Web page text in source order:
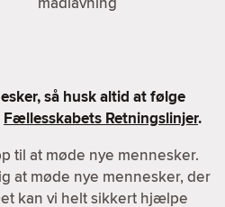
så husk altid at følge
Fællesskabets Retningslinjer.
til at møde nye mennesker.
at møde nye mennesker, der
kan vi helt sikkert hjælpe